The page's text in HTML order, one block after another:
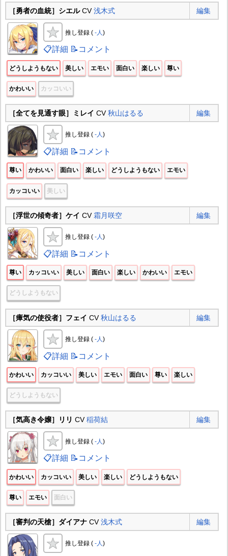
［勇者の血統］シエルCV浅木式 編集
推し登録 ( -人 )
📋詳細 📝コメント
どうしようもない 美しい エモい 面白い 楽しい 尊い
かわいい カッコいい
［全てを見通す眼］ミレイ CV秋山はるる 編集
推し登録 ( -人)
📋詳細 📝コメント
尊い かわいい 面白い 楽しい どうしようもない エモい
カッコいい 美しい
［浮世の傾奇者］ケイ CV 霜月咲空 編集
推し登録 ( -人)
📋詳細 📝コメント
尊い カッコいい 美しい 面白い 楽しい かわいい エモい
どうしようもない
［瘴気の使役者］フェイ CV秋山はるる 編集
推し登録 ( -人)
📋詳細 📝コメント
かわいい カッコいい 美しい エモい 面白い 尊い 楽しい
どうしようもない
［気高き令嬢］リリ CV稲荷結 編集
推し登録 ( -人 )
📋詳細 📝コメント
かわいい カッコいい 美しい 楽しい どうしようもない
尊い エモい 面白い
［審判の天槍］ダイアナCV浅木式 編集
推し登録 ( -人)